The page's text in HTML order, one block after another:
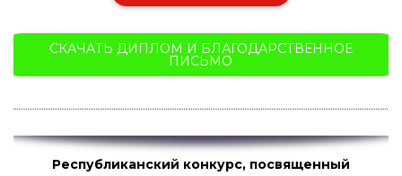
СКАЧАТЬ ДИПЛОМ И БЛАГОДАРСТВЕННОЕ
ПИСЬМО
Республиканский конкурс, посвященный